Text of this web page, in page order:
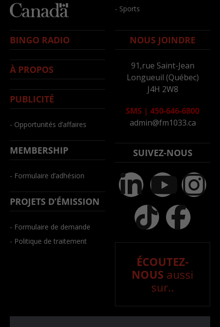
- Sports
BINGO RADIO
À PROPOS
PUBLICITÉ
- Opportunités d’affaires
MEMBERSHIP
- Formulaire d’adhésion
PROJETS D’ÉMISSION
- Formulaire de demande
- Politique de traitement
NOUS JOINDRE
91,rue Saint-Jean
Longueuil (Québec)
J4H 2W8
SMS | 450-646-6800
admin@fm1033.ca
SUIVEZ-NOUS
ÉCOUTEZ-
NOUS aussi
sur..